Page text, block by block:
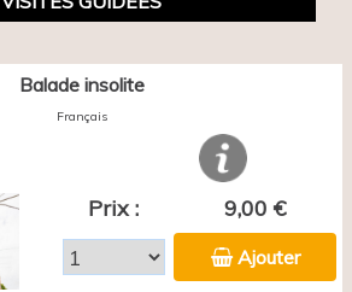
Balade insolite
Français
Prix : 9,00 €
Ajouter